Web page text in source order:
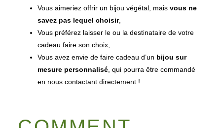
Vous aimeriez offrir un bijou végétal, mais vous ne
savez pas lequel choisir,
Vous préférez laisser le ou la destinataire de votre
cadeau faire son choix,
Vous avez envie de faire cadeau d’un bijou sur
mesure personnalisé , qui pourra être commandé
en nous contactant directement !